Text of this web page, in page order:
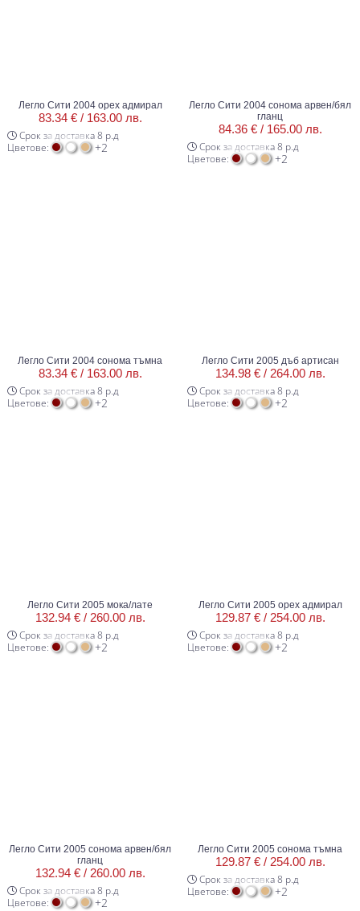
Легло Сити 2004 орех адмирал
83.34 € / 163.00 лв.
Срок за доставка 8 р.д
Цветове:
+2
Легло Сити 2004 сонома арвен/бял
гланц
84.36 € / 165.00 лв.
Срок за доставка 8 р.д
Цветове:
+2
Легло Сити 2004 сонома тъмна
83.34 € / 163.00 лв.
Срок за доставка 8 р.д
Цветове:
+2
Легло Сити 2005 дъб артисан
134.98 € / 264.00 лв.
Срок за доставка 8 р.д
Цветове:
+2
Легло Сити 2005 мока/лате
132.94 € / 260.00 лв.
Срок за доставка 8 р.д
Цветове:
+2
Легло Сити 2005 орех адмирал
129.87 € / 254.00 лв.
Срок за доставка 8 р.д
Цветове:
+2
Легло Сити 2005 сонома арвен/бял
гланц
132.94 € / 260.00 лв.
Срок за доставка 8 р.д
Цветове:
+2
Легло Сити 2005 сонома тъмна
129.87 € / 254.00 лв.
Срок за доставка 8 р.д
Цветове:
+2